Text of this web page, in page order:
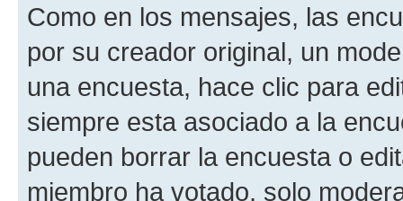
Como en los mensajes, las
por su creador original, un
una encuesta, hace clic para
siempre esta asociado a la
pueden borrar la encuesta o
miembro ha votado, solo